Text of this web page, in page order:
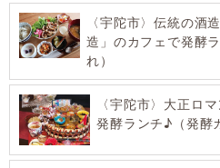
〈宇陀市〉伝統の酒
造」のカフェで発酵
れ）
〈宇陀市〉大正ロ
発酵ランチ♪（発酵